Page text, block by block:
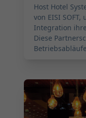
Host Hotel
von EISI
Integration
Diese
2025-09-17